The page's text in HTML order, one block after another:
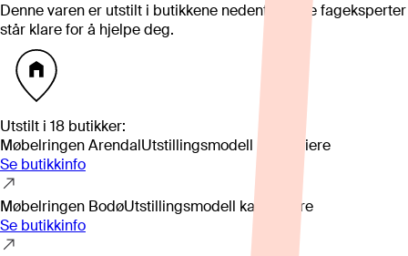
Denne varen er utstilt i butikkene nedenfor. Våre fageksperter
står klare for å hjelpe deg.
Utstilt i 18 butikker:
Møbelringen ArendalUtstillingsmodell kan variere
Se butikkinfo
Møbelringen BodøUtstillingsmodell kan variere
Se butikkinfo